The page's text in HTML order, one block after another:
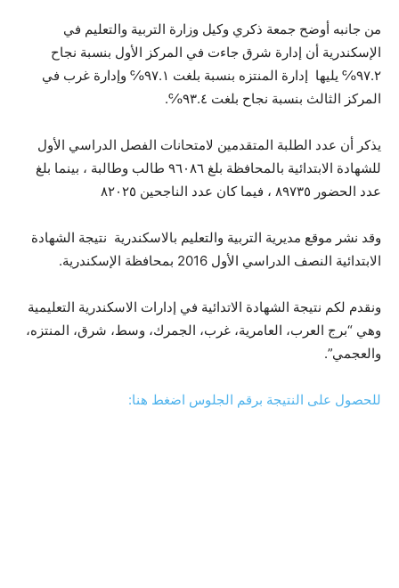
من جانبه أوضح جمعة ذكري وكيل وزارة التربية والتعليم في
الإسكندرية أن إدارة شرق جاءت في المركز الأول بنسبة نجاح
٩٧.٢℅ يليها إدارة المنتزه بنسبة بلغت ٩٧.١℅ وإدارة غرب في
المركز الثالث بنسبة نجاح بلغت ٩٣.٤℅.
يذكر أن عدد الطلبة المتقدمين لامتحانات الفصل الدراسي الأول
للشهادة الابتدائية بالمحافظة بلغ ٩٦٠٨٦ طالب وطالبة ، بينما بلغ
عدد الحضور ٨٩٧٣٥ ، فيما كان عدد الناجحين ٨٢٠٢٥
وقد نشر موقع مديرية التربية والتعليم بالاسكندرية نتيجة الشهادة
الابتدائية النصف الدراسي الأول 2016 بمحافظة الإسكندرية.
ونقدم لكم نتيجة الشهادة الاتدائية في إدارات الاسكندرية التعليمية
وهي “برج العرب، العامرية، غرب، الجمرك، وسط، شرق، المنتزه،
والعجمي”.
للحصول على النتيجة برقم الجلوس اضغط هنا: